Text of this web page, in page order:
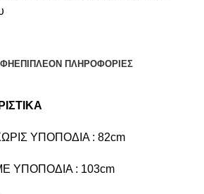
ΕΠΙΠΛΈΟΝ ΠΛΗΡΟΦΟΡΊΕΣ
ΥΠΟΠΟΔΙΑ : 82cm
ΥΠΟΠΟΔΙΑ : 103cm